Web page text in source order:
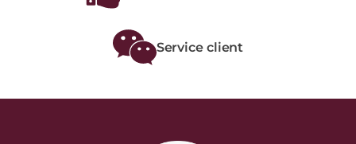
Service client